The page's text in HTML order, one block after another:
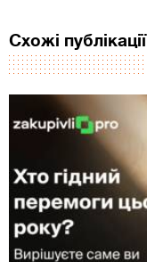
Схожі публікації